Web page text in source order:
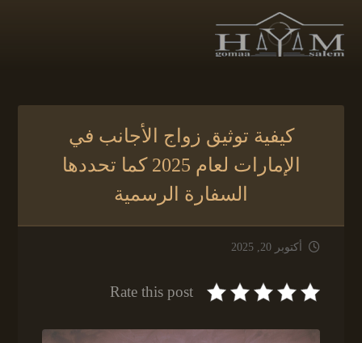
كيفية توثيق زواج الأجانب في
الإمارات لعام 2025 كما تحددها
السفارة الرسمية
أكتوبر 20, 2025
Rate this post